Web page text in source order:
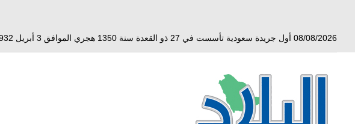
08/08/2026 أول جريدة سعودية تأسست في 27 ذو القعدة سنة 1350 هجري الموافق 3 أبريل 1932 ميلادي